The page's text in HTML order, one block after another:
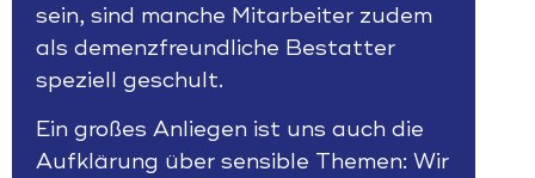
sein, sind manche Mitarbeiter zudem
als demenzfreundliche Bestatter
speziell geschult.
Ein großes Anliegen ist uns auch die
Aufklärung über sensible Themen: Wir